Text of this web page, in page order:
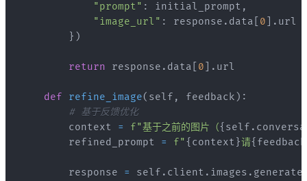
"prompt" : initial_prompt ,
"image_url" : response . data 0 .
} )
return response . data 0 .
def refine_image( self , feedback ) :
# 基于反馈优化
        context
= f"基于之前的图片（{ self .
        refined_prompt
= f"{ context }请{ feedback
        response
= self . client . images . generate